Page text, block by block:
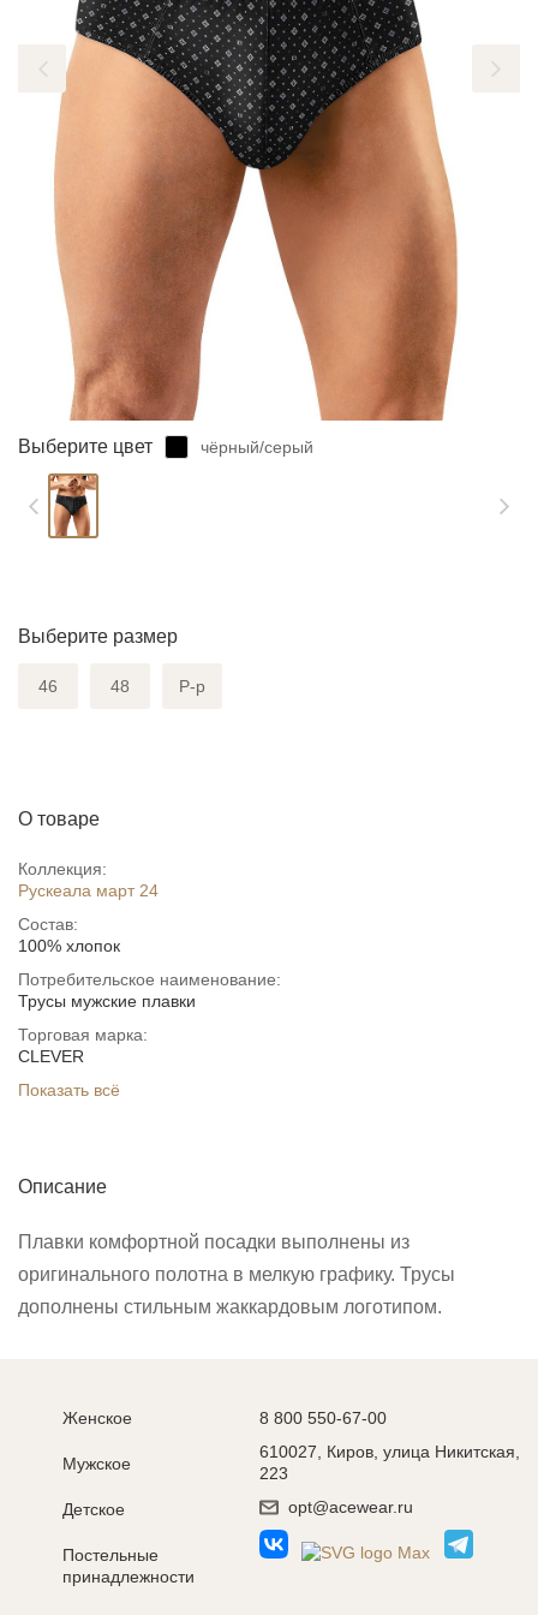
Выберите цвет чёрный/серый
Выберите размер
46 48 Р-р
О товаре
Коллекция:
Рускеала март 24
Состав:
100% хлопок
Потребительское наименование:
Трусы мужские плавки
Торговая марка:
CLEVER
Показать всё
Описание
Плавки комфортной посадки выполнены из
оригинального полотна в мелкую графику. Трусы
дополнены стильным жаккардовым логотипом.
Женское
Мужское
Детское
Постельные
принадлежности
8 800 550-67-00
610027, Киров, улица Никитская,
223
opt@acewear.ru